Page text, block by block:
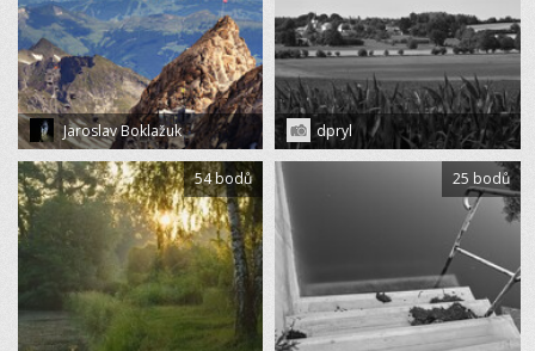
Jaroslav Boklažuk dpryl
54 bodů 25 bodů